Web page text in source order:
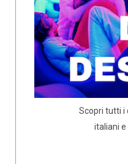
Scopri tutti i
italiani